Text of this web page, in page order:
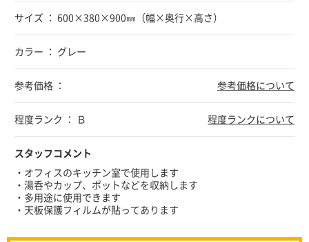
サイズ ： 600×380×900㎜（幅×奥行×高さ）
カラー ： グレー
参考価格 ： 参考価格について
程度ランク ： Ｂ 程度ランクについて
スタッフコメント
・オフィスのキッチン室で使用します
・湯呑やカップ、ポットなどを収納します
・多用途に使用できます
・天板保護フィルムが貼ってあります